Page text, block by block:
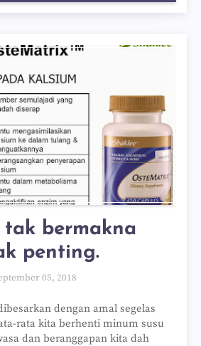
tak bermakna
penting.
05, 2018
dengan amal segelas
rata kita berhenti minum susu
dan beranggapan kita dah